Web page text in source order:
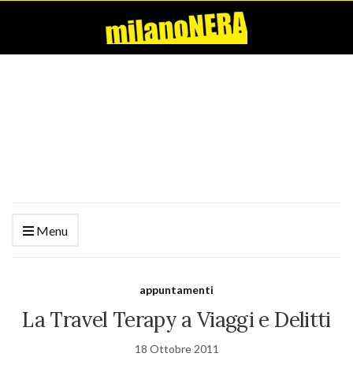
Menu
appuntamenti
La Travel Terapy a Viaggi e Delitti
18 Ottobre 2011